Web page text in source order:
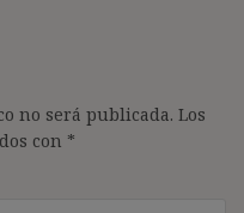
no será publicada. Los
con *